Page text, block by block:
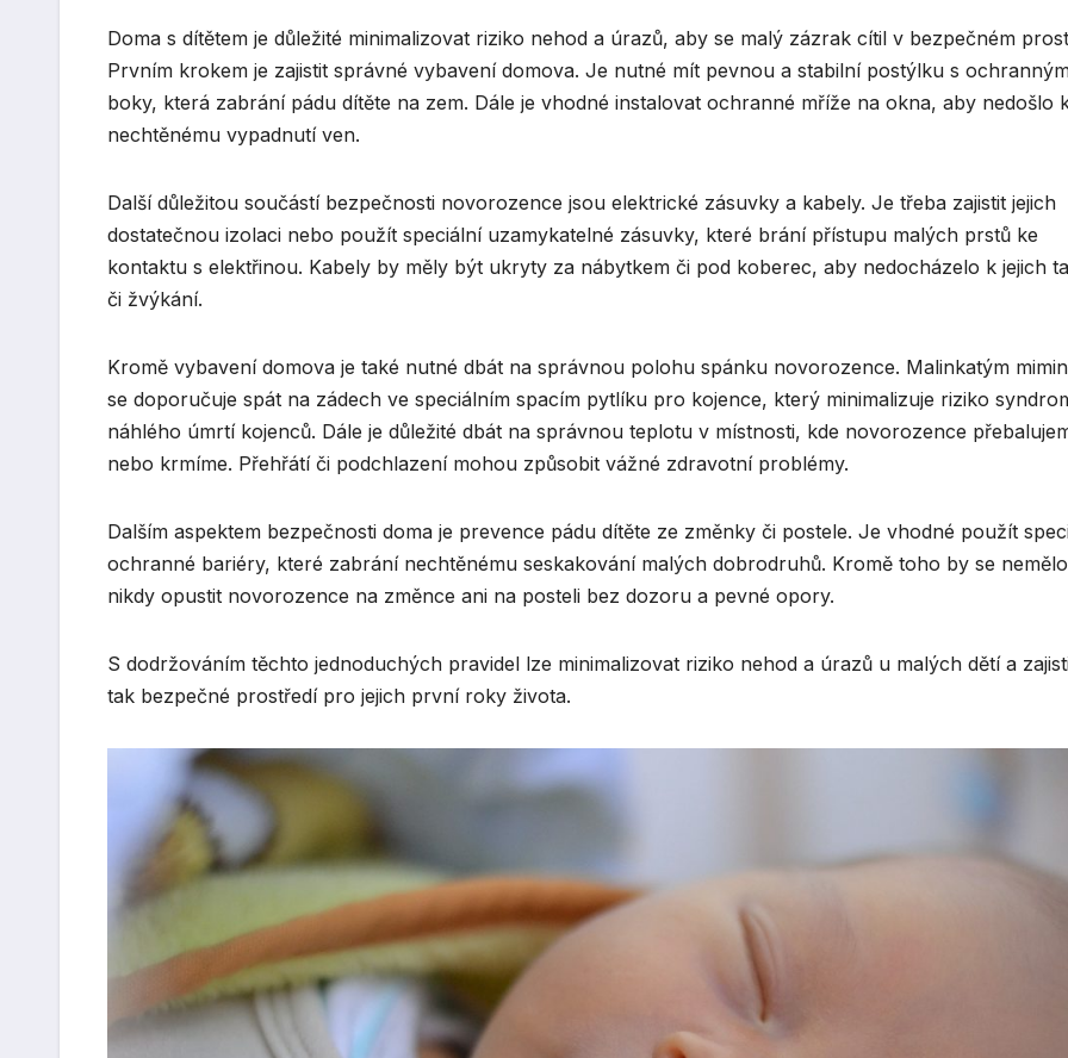
Doma s dítětem je důležité minimalizovat riziko nehod a úrazů, aby se malý zázrak cítil v bezpečném
Prvním krokem je zajistit správné vybavení domova. Je nutné mít pevnou a stabilní postýlku s
boky, která zabrání pádu dítěte na zem. Dále je vhodné instalovat ochranné mříže na okna, aby nedošlo
nechtěnému vypadnutí ven.
Další důležitou součástí bezpečnosti novorozence jsou elektrické zásuvky a kabely. Je třeba zajistit jejich
dostatečnou izolaci nebo použít speciální uzamykatelné zásuvky, které brání přístupu malých prstů ke
kontaktu s elektřinou. Kabely by měly být ukryty za nábytkem či pod koberec, aby nedocházelo k jejich
či žvýkání.
Kromě vybavení domova je také nutné dbát na správnou polohu spánku novorozence. Malinkatým
se doporučuje spát na zádech ve speciálním spacím pytlíku pro kojence, který minimalizuje riziko
náhlého úmrtí kojenců. Dále je důležité dbát na správnou teplotu v místnosti, kde novorozence
nebo krmíme. Přehřátí či podchlazení mohou způsobit vážné zdravotní problémy.
Dalším aspektem bezpečnosti doma je prevence pádu dítěte ze změnky či postele. Je vhodné použít
ochranné bariéry, které zabrání nechtěnému seskakování malých dobrodruhů. Kromě toho by se nemělo
nikdy opustit novorozence na změnce ani na posteli bez dozoru a pevné opory.
S dodržováním těchto jednoduchých pravidel lze minimalizovat riziko nehod a úrazů u malých dětí a
tak bezpečné prostředí pro jejich první roky života.